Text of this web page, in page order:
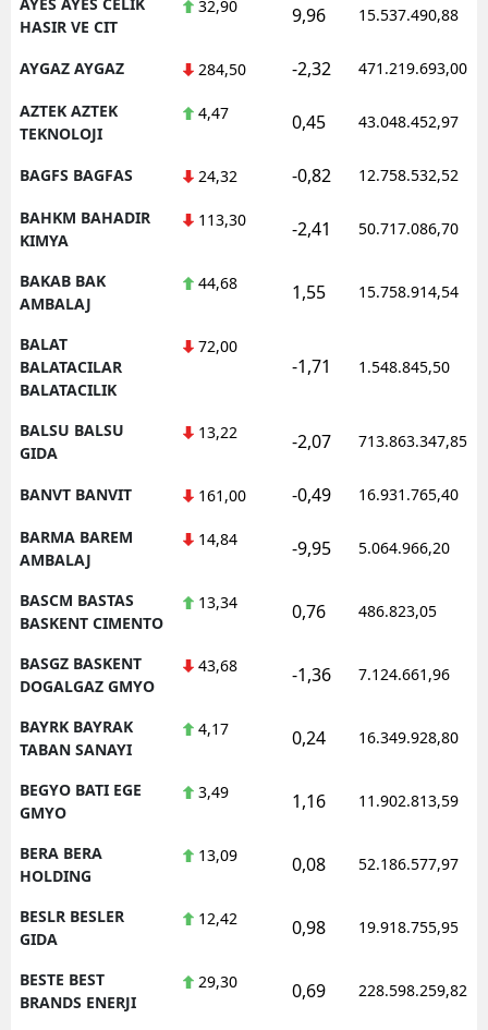
HASIR VE CIT
32,90 9,96 15.537.490,88
AYGAZ AYGAZ 284,50 -2,32 471.219.693,00
AZTEK AZTEK
TEKNOLOJI
4,47 0,45 43.048.452,97
BAGFS BAGFAS 24,32 -0,82 12.758.532,52
BAHKM BAHADIR
KIMYA
113,30 -2,41 50.717.086,70
BAKAB BAK
AMBALAJ
44,68 1,55 15.758.914,54
BALAT
BALATACILAR
BALATACILIK
72,00
-1,71 1.548.845,50
BALSU BALSU
GIDA
13,22 -2,07 713.863.347,85
BANVT BANVIT 161,00 -0,49 16.931.765,40
BARMA BAREM
AMBALAJ
14,84 -9,95 5.064.966,20
BASCM BASTAS
BASKENT CIMENTO
13,34 0,76 486.823,05
BASGZ BASKENT
DOGALGAZ GMYO
43,68 -1,36 7.124.661,96
BAYRK BAYRAK
TABAN SANAYI
4,17 0,24 16.349.928,80
BEGYO BATI EGE
GMYO
3,49 1,16 11.902.813,59
BERA BERA
HOLDING
13,09 0,08 52.186.577,97
BESLR BESLER
GIDA
12,42 0,98 19.918.755,95
BESTE BEST
BRANDS ENERJI
29,30 0,69 228.598.259,82